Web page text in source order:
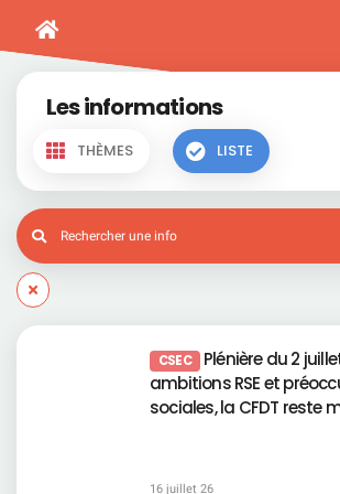
Les informations
THÈMES LISTE
CSEC Plénière du 2
ambitions RSE et
sociales, la CFDT reste
16 juillet 26